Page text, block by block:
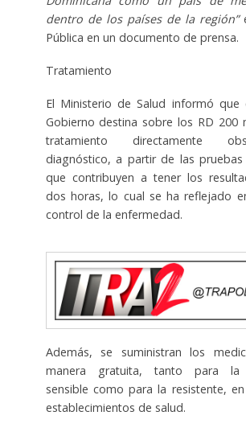
dentro de los países de la región”
Pública en un documento de prensa.
Tratamiento
El Ministerio de Salud informó que
Gobierno destina sobre los RD 200
tratamiento directamente
diagnóstico, a partir de las pruebas
que contribuyen a tener los
dos horas, lo cual se ha reflejado
control de la enfermedad.
Además, se suministran los
manera gratuita, tanto para la
sensible como para la resistente,
establecimientos de salud.